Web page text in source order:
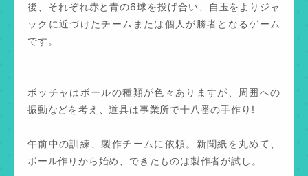
後、それぞれ赤と青の6球を投げ合い、自玉をよりジャ
ックに近づけたチームまたは個人が勝者となるゲーム
です。
ボッチャはボールの種類が色々ありますが、周囲への
振動などを考え、道具は事業所で十八番の手作り!
午前中の訓練、製作チームに依頼。新聞紙を丸めて、
ボール作りから始め、できたものは製作者が試し。